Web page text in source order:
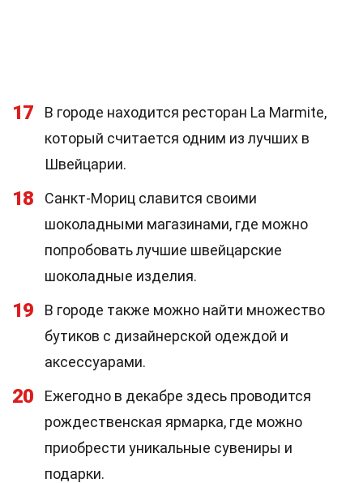
17
В городе находится ресторан La Marmite,
который считается одним из лучших в
Швейцарии.
18
Санкт-Мориц славится своими
шоколадными магазинами, где можно
попробовать лучшие швейцарские
шоколадные изделия.
19
В городе также можно найти множество
бутиков с дизайнерской одеждой и
аксессуарами.
20
Ежегодно в декабре здесь проводится
рождественская ярмарка, где можно
приобрести уникальные сувениры и
подарки.